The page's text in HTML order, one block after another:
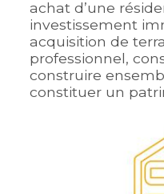
achat d’une
investissement
acquisition de
professionnel,
construire
constituer un